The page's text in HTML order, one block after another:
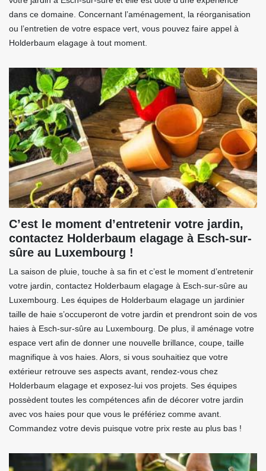
dans ce domaine. Concernant l’aménagement, la réorganisation
ou l’entretien de votre espace vert, vous pouvez faire appel à
Holderbaum elagage à tout moment.
C’est le moment d’entretenir votre jardin,
contactez Holderbaum elagage à Esch-sur-
sûre au Luxembourg !
La saison de pluie, touche à sa fin et c’est le moment d’entretenir
votre jardin, contactez Holderbaum elagage à Esch-sur-sûre au
Luxembourg. Les équipes de Holderbaum elagage un jardinier
taille de haie s’occuperont de votre jardin et prendront soin de vos
haies à Esch-sur-sûre au Luxembourg. De plus, il aménage votre
espace vert afin de donner une nouvelle brillance, coupe, taille
magnifique à vos haies. Alors, si vous souhaitiez que votre
extérieur retrouve ses aspects avant, rendez-vous chez
Holderbaum elagage et exposez-lui vos projets. Ses équipes
possèdent toutes les compétences afin de décorer votre jardin
avec vos haies pour que vous le préfériez comme avant.
Commandez votre devis puisque votre prix reste au plus bas !